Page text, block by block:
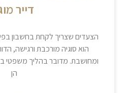
דייר
הצעדים שצריך לקחת בחשבון בפינוי
הוא סוגיה מורכבת ורגישה,
ומחושבת. מדובר בהליך משפטי
הן